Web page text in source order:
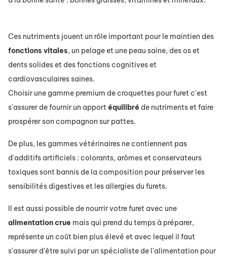
Ces nutriments jouent un rôle important pour le maintien des
fonctions vitales, un pelage et une peau saine, des os et
dents solides et des fonctions cognitives et
cardiovasculaires saines.
Choisir une gamme premium de croquettes pour furet c'est
s'assurer de fournir un apportéquilibré de nutriments et faire
prospérer son compagnon sur pattes.
De plus, les gammes vétérinaires ne contiennent pas
d'additifs artificiels : colorants, arômes et conservateurs
toxiques sont bannis de la composition pour préserver les
sensibilités digestives et les allergies du furets.
Il est aussi possible de nourrir votre furet avec une
alimentationcrue mais qui prend du temps à préparer,
représente un coût bien plus élevé et avec lequel il faut
s'assurer d'être suivi par un spécialiste de l'alimentation pour